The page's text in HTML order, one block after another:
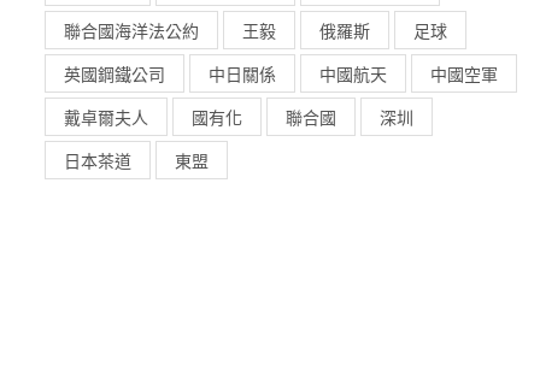
聯合國海洋法公約
王毅 俄羅斯
足球
英國鋼鐵公司
中日關係 中國航天
中國空軍
戴卓爾夫人
國有化 聯合國
深圳
日本茶道
東盟